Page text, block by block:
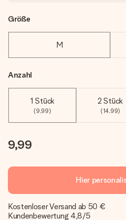
Größe
M
Anzahl
1 Stück
(9,99)
2 Stück
(14,99)
9,99
Hier
Kostenloser Versand ab 50 €
Kundenbewertung 4,8/5